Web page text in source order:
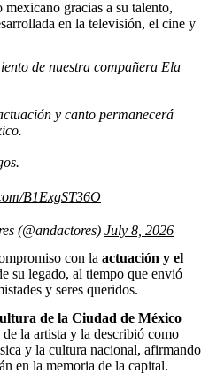
gracias a su talento,
en la televisión, el cine y
de nuestra compañera Ela
y canto permanecerá
B1ExgST36O
(@andactores) July 8, 2026
con la actuación y el
su legado, al tiempo que envió
y seres queridos.
de la Ciudad de México
la artista y la describió como
y la cultura nacional, afirmando
en la memoria de la capital.